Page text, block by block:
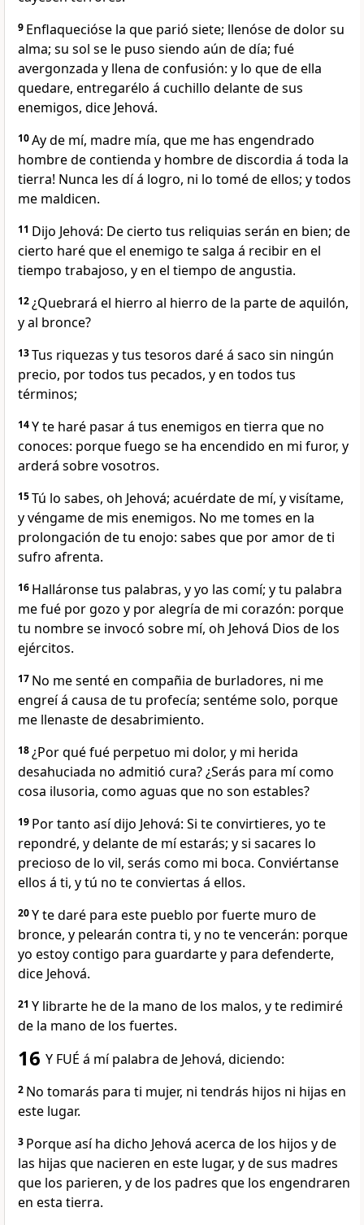
9 Enflaquecióse la que parió siete; llenóse de dolor su
alma; su sol se le puso siendo aún de día; fué
avergonzada y llena de confusión: y lo que de ella
quedare, entregarélo á cuchillo delante de sus
enemigos, dice Jehová.
10Ay de mí, madre mía, que me has engendrado
hombre de contienda y hombre de discordia á toda la
tierra! Nunca les dí á logro, ni lo tomé de ellos; y todos
me maldicen.
11 Dijo Jehová: De cierto tus reliquias serán en bien; de
cierto haré que el enemigo te salga á recibir en el
tiempo trabajoso, y en el tiempo de angustia.
12¿Quebrará el hierro al hierro de la parte de aquilón,
y al bronce?
13Tus riquezas y tus tesoros daré á saco sin ningún
precio, por todos tus pecados, y en todos tus
términos;
14Y te haré pasar á tus enemigos en tierra que no
conoces: porque fuego se ha encendido en mi furor, y
arderá sobre vosotros.
15Tú lo sabes, oh Jehová; acuérdate de mí, y visítame,
y véngame de mis enemigos. No me tomes en la
prolongación de tu enojo: sabes que por amor de ti
sufro afrenta.
16 Halláronse tus palabras, y yo las comí; y tu palabra
me fué por gozo y por alegría de mi corazón: porque
tu nombre se invocó sobre mí, oh Jehová Dios de los
ejércitos.
17 No me senté en compañia de burladores, ni me
engreí á causa de tu profecía; sentéme solo, porque
me llenaste de desabrimiento.
18¿Por qué fué perpetuo mi dolor, y mi herida
desahuciada no admitió cura? ¿Serás para mí como
cosa ilusoria, como aguas que no son estables?
19 Por tanto así dijo Jehová: Si te convirtieres, yo te
repondré, y delante de mí estarás; y si sacares lo
precioso de lo vil, serás como mi boca. Conviértanse
ellos á ti, y tú no te conviertas á ellos.
20Y te daré para este pueblo por fuerte muro de
bronce, y pelearán contra ti, y no te vencerán: porque
yo estoy contigo para guardarte y para defenderte,
dice Jehová.
21 Y librarte he de la mano de los malos, y te redimiré
de la mano de los fuertes.
16 Y FUÉ á mí palabra de Jehová, diciendo:
2 No tomarás para ti mujer, ni tendrás hijos ni hijas en
este lugar.
3 Porque así ha dicho Jehová acerca de los hijos y de
las hijas que nacieren en este lugar, y de sus madres
que los parieren, y de los padres que los engendraren
en esta tierra.